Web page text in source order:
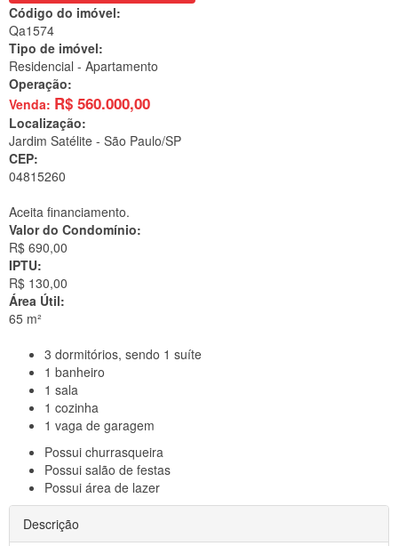
Código do imóvel:
Qa1574
Tipo de imóvel:
Residencial - Apartamento
Operação:
Venda: R$ 560.000,00
Localização:
Jardim Satélite - São Paulo/SP
CEP:
04815260
Aceita financiamento.
Valor do Condomínio:
R$ 690,00
IPTU:
R$ 130,00
Área Útil:
65 m²
3 dormitórios, sendo 1 suíte
1 banheiro
1 sala
1 cozinha
1 vaga de garagem
Possui churrasqueira
Possui salão de festas
Possui área de lazer
Descrição